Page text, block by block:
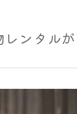
ンタル